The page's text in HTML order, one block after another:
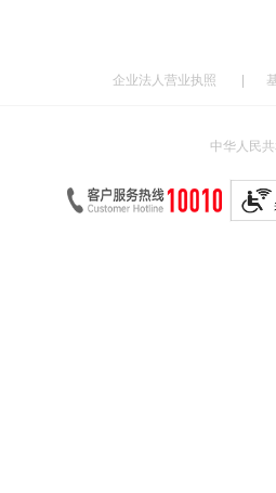
企业法人营业执照
中华人民